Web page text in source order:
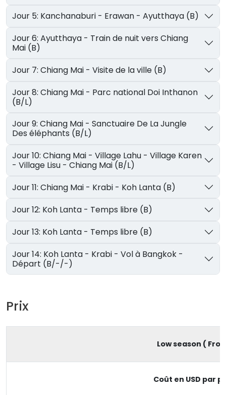
Jour 5: Kanchanaburi - Erawan - Ayutthaya (B)
Jour 6: Ayutthaya - Train de nuit vers Chiang
Mai (B)
Jour 7: Chiang Mai - Visite de la ville (B)
Jour 8: Chiang Mai - Parc national Doi Inthanon
(B/L)
Jour 9: Chiang Mai - Sanctuaire De La Jungle
Des éléphants (B/L)
Jour 10: Chiang Mai - Village Lahu - Village Karen
- Village Lisu - Chiang Mai (B/L)
Jour 11: Chiang Mai - Krabi - Koh Lanta (B)
Jour 12: Koh Lanta - Temps libre (B)
Jour 13: Koh Lanta - Temps libre (B)
Jour 14: Koh Lanta - Krabi - Vol à Bangkok -
Départ (B/-/-)
Prix
Low season (
Coût en USD par